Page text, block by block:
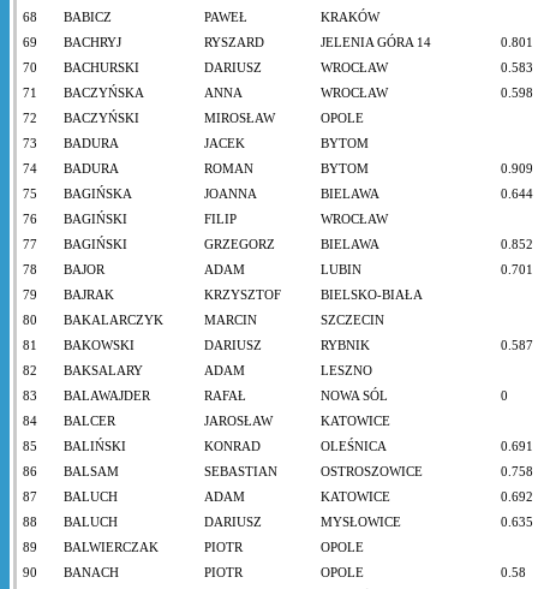
68
BABICZ PAWEŁ
KRAKÓW
69
BACHRYJ RYSZARD JELENIA GÓRA 14
0.801
70
BACHURSKI DARIUSZ WROCŁAW
0.583
71
BACZYŃSKA ANNA WROCŁAW
0.598
72
BACZYŃSKI MIROSŁAW
OPOLE
73
BADURA JACEK
BYTOM
74
BADURA ROMAN BYTOM
0.909
75
BAGIŃSKA JOANNA BIELAWA
0.644
76
BAGIŃSKI FILIP
WROCŁAW
77
BAGIŃSKI GRZEGORZ BIELAWA
0.852
78
BAJOR ADAM LUBIN
0.701
79
BAJRAK KRZYSZTOF
BIELSKO-BIAŁA
80
BAKALARCZYK MARCIN
SZCZECIN
81
BAKOWSKI DARIUSZ RYBNIK
0.587
82
BAKSALARY ADAM
LESZNO
83
BALAWAJDER RAFAŁ NOWA SÓL
0
84
BALCER JAROSŁAW
KATOWICE
85
BALIŃSKI KONRAD OLEŚNICA
0.691
86
BALSAM SEBASTIAN OSTROSZOWICE
0.758
87
BALUCH ADAM KATOWICE
0.692
88
BALUCH DARIUSZ MYSŁOWICE
0.635
89
BALWIERCZAK PIOTR
OPOLE
90
BANACH PIOTR OPOLE
0.58